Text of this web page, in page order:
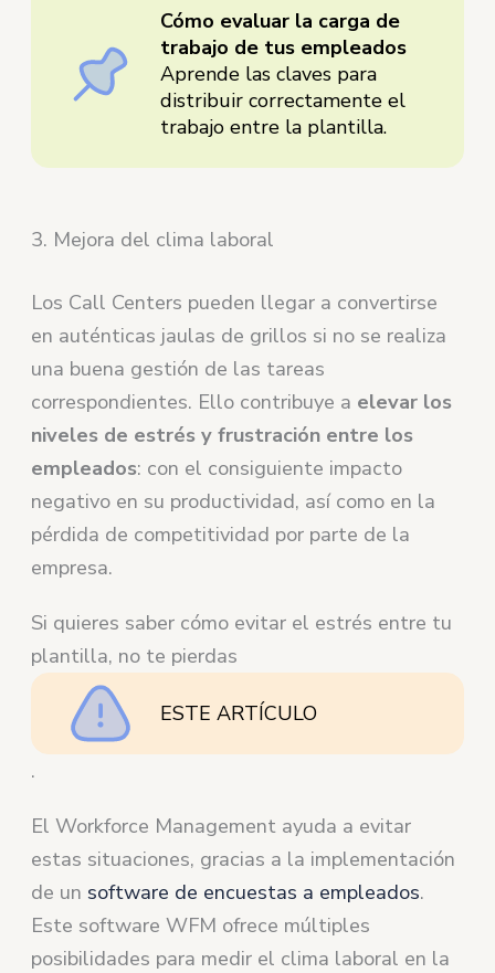
Cómo evaluar la carga de
trabajo de tus empleados
Aprende las claves para
distribuir correctamente el
trabajo entre la plantilla.
3. Mejora del clima laboral
Los Call Centers pueden llegar a convertirse
en auténticas jaulas de grillos si no se realiza
una buena gestión de las tareas
correspondientes. Ello contribuye a elevar los
niveles de estrés y frustración entre los
empleados: con el consiguiente impacto
negativo en su productividad, así como en la
pérdida de competitividad por parte de la
empresa.
Si quieres saber cómo evitar el estrés entre tu
plantilla, no te pierdas
ESTE ARTÍCULO
.
El Workforce Management ayuda a evitar
estas situaciones, gracias a la implementación
de un software de encuestas a empleados.
Este software WFM ofrece múltiples
posibilidades para medir el clima laboral en la